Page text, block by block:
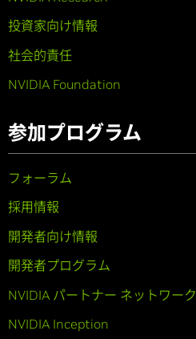
投資家向け情報
社会的責任
NVIDIA Foundation
参加プログラム
フォーラム
採用情報
開発者向け情報
開発者プログラム
NVIDIA パートナー ネットワーク
NVIDIA Inception